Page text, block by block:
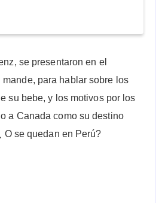
se presentaron en el
para hablar sobre los
su bebe, y los motivos por los
a Canada como su destino
O se quedan en Perú?